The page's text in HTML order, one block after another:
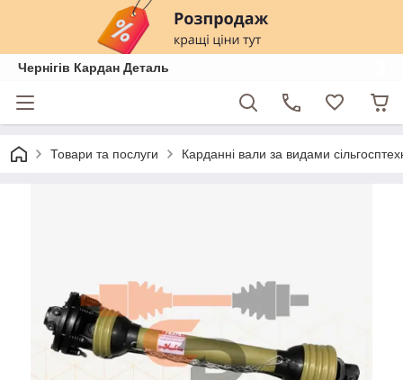
Чернігів Кардан Деталь
Товари та послуги Карданні вали за видами